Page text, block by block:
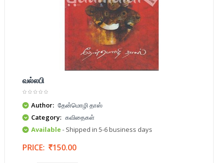
வல்லபி
Author: தேன்மொழி தாஸ்
Category: கவிதைகள்
Available- Shipped in 5-6 business days
PRICE: 150.00